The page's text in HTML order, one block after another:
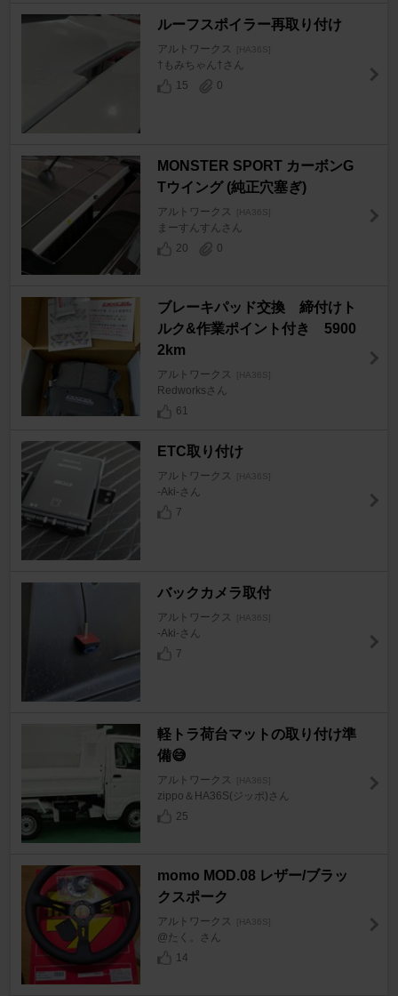
ルーフスポイラー再取り付け
アルトワークス [HA36S]
†もみちゃん†さん
15
0
MONSTER SPORT カーボンG
Tウイング (純正穴塞ぎ)
アルトワークス [HA36S]
まーすんすんさん
20
0
ブレーキパッド交換 締付けト
ルク&作業ポイント付き 5900
2km
アルトワークス [HA36S]
Redworksさん
61
ETC取り付け
アルトワークス [HA36S]
-Aki-さん
7
バックカメラ取付
アルトワークス [HA36S]
-Aki-さん
7
軽トラ荷台マットの取り付け準
備😅
アルトワークス [HA36S]
zippo＆HA36S(ジッポ)さん
25
momo MOD.08 レザー/ブラッ
クスポーク
アルトワークス [HA36S]
@たく。さん
14